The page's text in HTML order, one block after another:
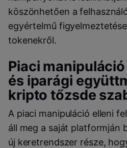
köszönhetően a
egyértelmű
tokenekről.
Piaci
és iparági
kripto tőzsde
A piaci manipuláció elleni
áll meg a saját platformján
új keretrendszer része,